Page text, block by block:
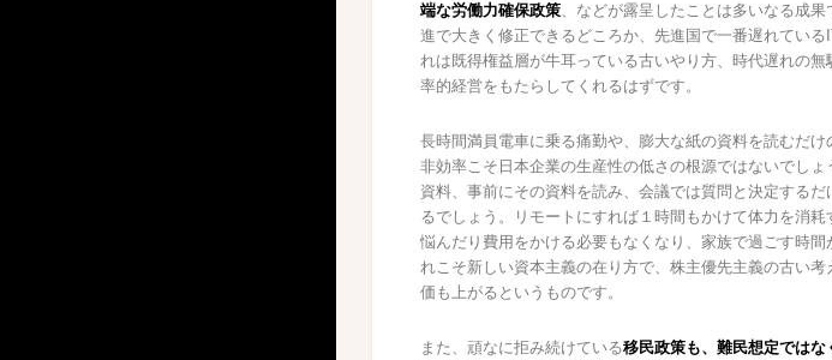
端な労働力確保政策、などが露呈したことは多いなる成
進で大きく修正できるどころか、先進国で一番遅れてい
れは既得権益層が牛耳っている古いやり方、時代遅れの
率的経営をもたらしてくれるはずです。
長時間満員電車に乗る痛勤や、膨大な紙の資料を読むだ
非効率こそ日本企業の生産性の低さの根源ではないでし
資料、事前にその資料を読み、会議では質問と決定する
るでしょう。リモートにすれば１時間もかけて体力を消
悩んだり費用をかける必要もなくなり、家族で過ごす時
れこそ新しい資本主義の在り方で、株主優先主義の古い
価も上がるというものです。
また、頑なに拒み続けている移民政策も、難民想定では